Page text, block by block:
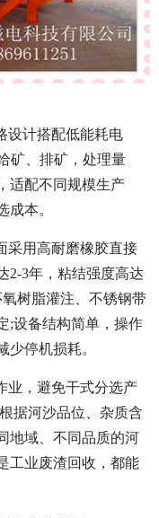
设计搭配低能耗电
矿、排矿，处理量
适配不同规模生产
成本。
采用高耐磨橡胶直接
2-3年，粘结强度高达
树脂灌注、不锈钢带
;设备结构简单，操作
停机损耗。
业，避免干式分选产
据河沙品位、杂质含
地域、不同品质的河
工业废渣回收，都能